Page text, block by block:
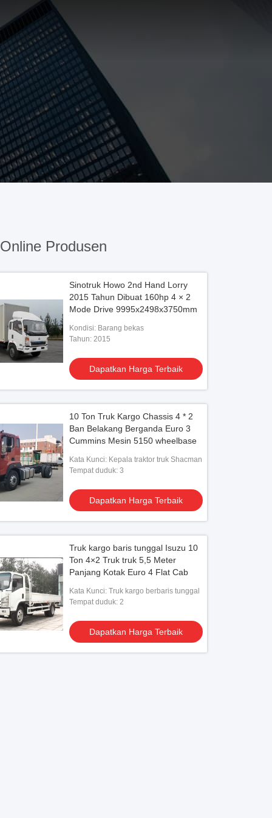
Online Produsen
Sinotruk Howo 2nd Hand Lorry
2015 Tahun Dibuat 160hp 4 × 2
Mode Drive 9995x2498x3750mm
Kondisi: Barang bekas
Tahun: 2015
Dapatkan Harga Terbaik
10 Ton Truk Kargo Chassis 4 * 2
Ban Belakang Berganda Euro 3
Cummins Mesin 5150 wheelbase
Kata Kunci: Kepala traktor truk Shacman
Tempat duduk: 3
Dapatkan Harga Terbaik
Truk kargo baris tunggal Isuzu 10
Ton 4×2 Truk truk 5,5 Meter
Panjang Kotak Euro 4 Flat Cab
Kata Kunci: Truk kargo berbaris tunggal
Tempat duduk: 2
Dapatkan Harga Terbaik